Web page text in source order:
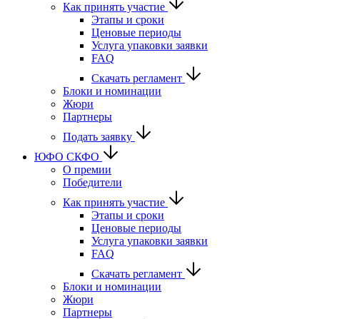
Как принять участие
Этапы и сроки
Ценовые периоды
Услуга упаковки заявки
FAQ
Скачать регламент
Блоки и номинации
Жюри
Партнеры
Подать заявку
ЮФО СКФО
О премии
Победители
Как принять участие
Этапы и сроки
Ценовые периоды
Услуга упаковки заявки
FAQ
Скачать регламент
Блоки и номинации
Жюри
Партнеры